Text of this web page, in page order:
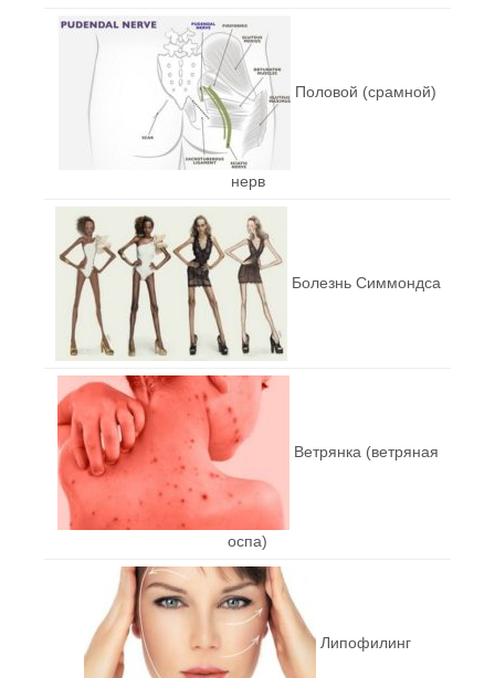
Половой (срамной)
нерв
Болезнь Симмондса
Ветрянка (ветряная
оспа)
Липофилинг